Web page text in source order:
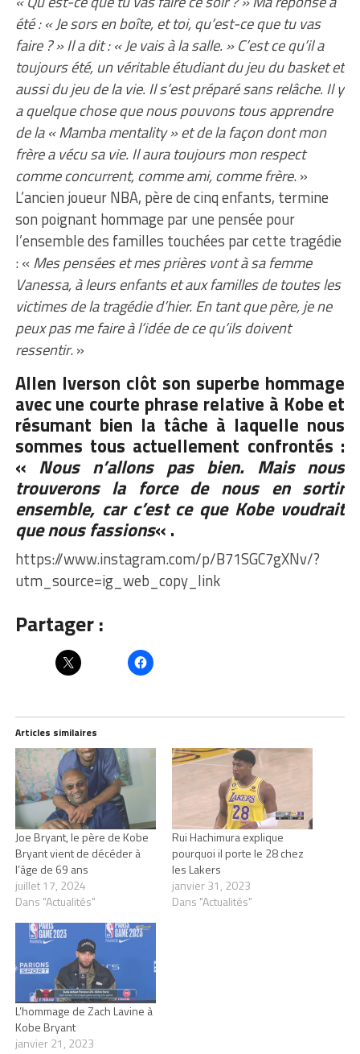
été : « Je sors en boîte, et toi, qu’est-ce que tu vas
faire ? » Il a dit : « Je vais à la salle. » C’est ce qu’il a
toujours été, un véritable étudiant du jeu du basket et
aussi du jeu de la vie. Il s’est préparé sans relâche. Il y
a quelque chose que nous pouvons tous apprendre
de la « Mamba mentality » et de la façon dont mon
frère a vécu sa vie. Il aura toujours mon respect
comme concurrent, comme ami, comme frère. »
L’ancien joueur NBA, père de cinq enfants, termine
son poignant hommage par une pensée pour
l’ensemble des familles touchées par cette tragédie
: « Mes pensées et mes prières vont à sa femme
Vanessa, à leurs enfants et aux familles de toutes les
victimes de la tragédie d’hier. En tant que père, je ne
peux pas me faire à l’idée de ce qu’ils doivent
ressentir. »
Allen Iverson clôt son superbe hommage
avec une courte phrase relative à Kobe et
résumant bien la tâche à laquelle nous
sommes tous actuellement confrontés :
« Nous n’allons pas bien. Mais nous
trouverons la force de nous en sortir
ensemble, car c’est ce que Kobe voudrait
que nous fassions« .
https://www.instagram.com/p/B71SGC7gXNv/?
utm_source=ig_web_copy_link
Partager :
Articles similaires
Joe Bryant, le père de Kobe
Bryant vient de décéder à
l’âge de 69 ans
juillet 17, 2024
Dans "Actualités"
Rui Hachimura explique
pourquoi il porte le 28 chez
les Lakers
janvier 31, 2023
Dans "Actualités"
L’hommage de Zach Lavine à
Kobe Bryant
janvier 21, 2023